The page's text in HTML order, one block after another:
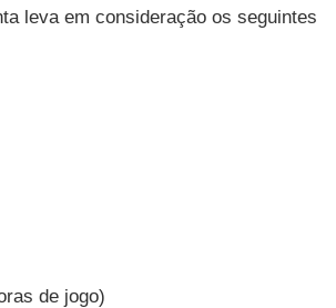
leva em consideração os seguintes
de jogo)